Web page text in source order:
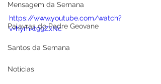
Mensagem da Semana
Palavras do Padre Geovane
Santos da Semana
Notícias
https://www.youtube.com/watch?
v=hymkt99ZxNc